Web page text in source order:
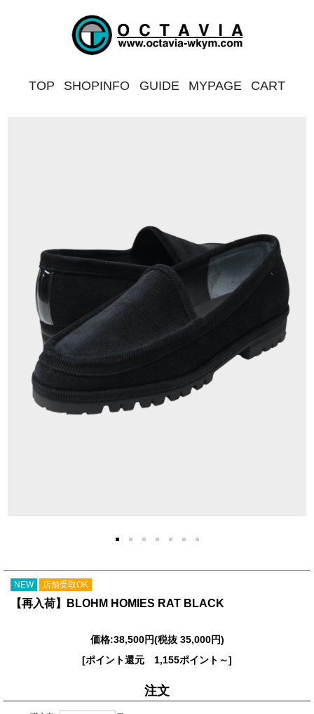
TOP SHOPINFO GUIDE MYPAGE CART
NEW 店舗受取OK
【再入荷】BLOHM HOMIES RAT BLACK
価格:38,500円(税抜 35,000円)
[ポイント還元 1,155ポイント～]
注文